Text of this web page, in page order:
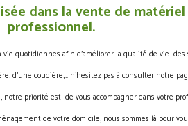
dans la vente de
professionnel.
vie quotidiennes afin d’améliorer la qualité de vie
d’une coudière,… n’hésitez pas à consulter notre
priorité est de vous accompagner dans votre
de votre domicile, nous sommes là pour